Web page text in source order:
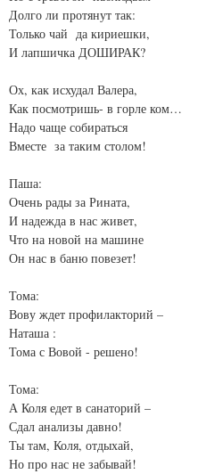
Долго ли протянут так:
Только чай да кириешки,
И лапшичка ДОШИРАК?
Ох, как исхудал Валера,
Как посмотришь- в горле ком…
Надо чаще собираться
Вместе за таким столом!
Паша:
Очень рады за Рината,
И надежда в нас живет,
Что на новой на машине
Он нас в баню повезет!
Тома:
Вову ждет профилакторий –
Наташа :
Тома с Вовой - решено!
Тома:
А Коля едет в санаторий –
Сдал анализы давно!
Ты там, Коля, отдыхай,
Но про нас не забывай!